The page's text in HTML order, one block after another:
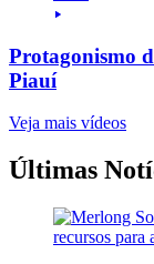
Protagonismo
Piauí
Veja mais vídeos
Últimas